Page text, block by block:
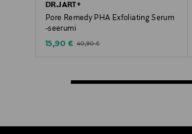
DR.JART+
Pore Remedy PHA Exfoliating Serum
-seerumi
Discounted Price
15,90 € Original Price
40,90 €